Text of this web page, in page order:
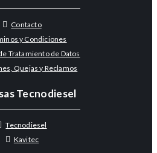
Contacto
y Condiciones
Tratamiento de Datos
Quejas y Reclamos
Tecnodiesel
Tecnodiesel
Kavitec